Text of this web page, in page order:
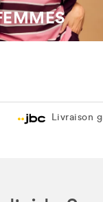
Livraison